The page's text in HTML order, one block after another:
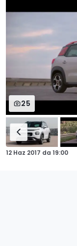
25
12 Haz 2017 da 19:00